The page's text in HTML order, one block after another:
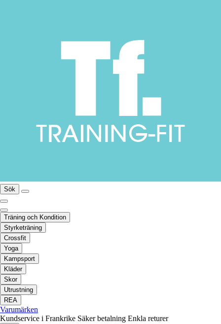
Sök
Träning och Kondition
Styrketräning
Crossfit
Yoga
Kampsport
Kläder
Skor
Utrustning
REA
Varumärken
Kundservice i Frankrike Säker betalning Enkla returer